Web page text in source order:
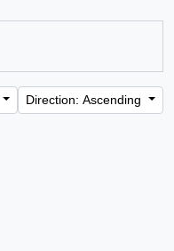
Direction: Ascending